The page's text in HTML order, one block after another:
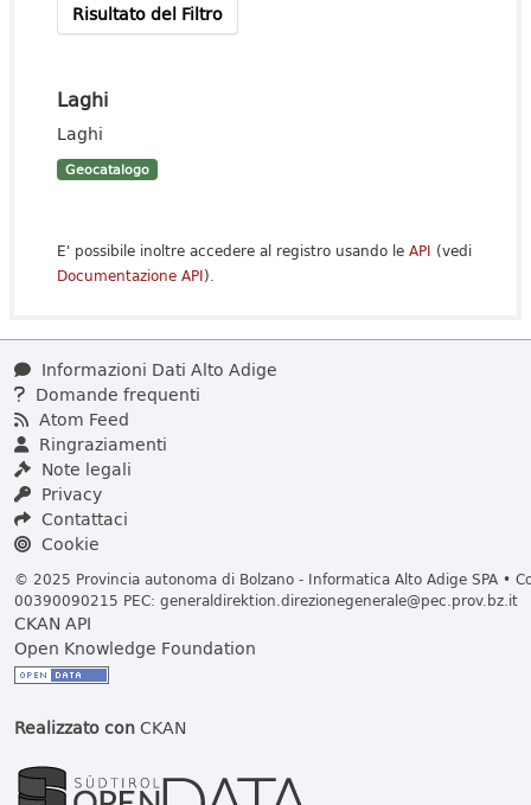
Risultato del Filtro
Laghi
Laghi
Geocatalogo
E' possibile inoltre accedere al registro usando le API (vedi
Documentazione API).
Informazioni Dati Alto Adige
Domande frequenti
Atom Feed
Ringraziamenti
Note legali
Privacy
Contattaci
Cookie
© 2025 Provincia autonoma di Bolzano - Informatica Alto Adige SPA •
00390090215 PEC: generaldirektion.direzionegenerale@pec.prov.bz.it
CKAN API
Open Knowledge Foundation
Realizzato conCKAN